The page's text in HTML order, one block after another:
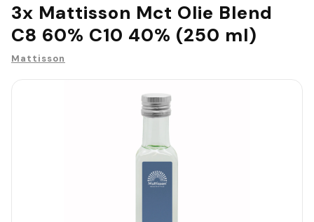
3x Mattisson Mct Olie Blend
C8 60% C10 40% (250 ml)
Mattisson